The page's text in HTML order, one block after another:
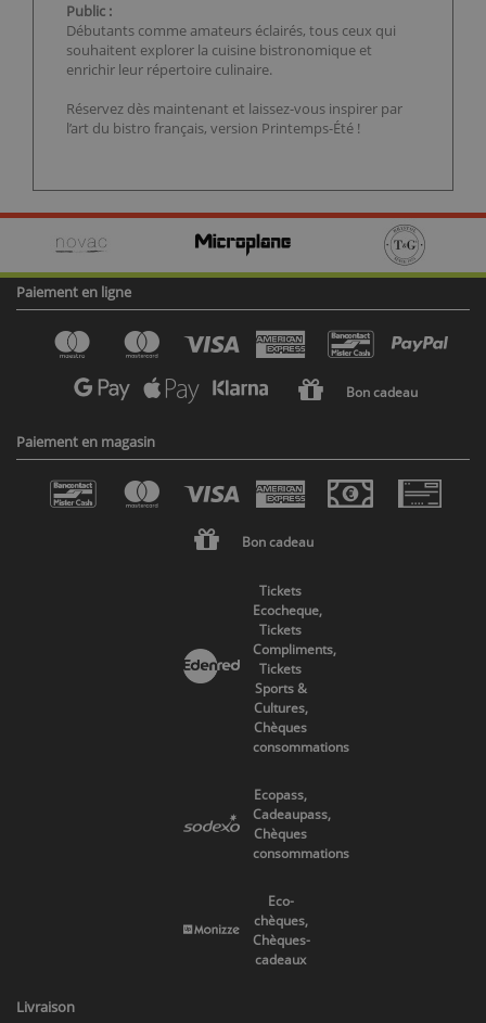
Public :
Débutants comme amateurs éclairés, tous ceux qui
souhaitent explorer la cuisine bistronomique et
enrichir leur répertoire culinaire.
Réservez dès maintenant et laissez-vous inspirer par
l’art du bistro français, version Printemps-Été !
Paiement en ligne
Bon cadeau
Paiement en magasin
Bon cadeau
Tickets
Ecocheque,
Tickets
Compliments,
Tickets
Sports &
Cultures,
Chèques
consommations
Ecopass,
Cadeaupass,
Chèques
consommations
Eco-
chèques,
Chèques-
cadeaux
Livraison